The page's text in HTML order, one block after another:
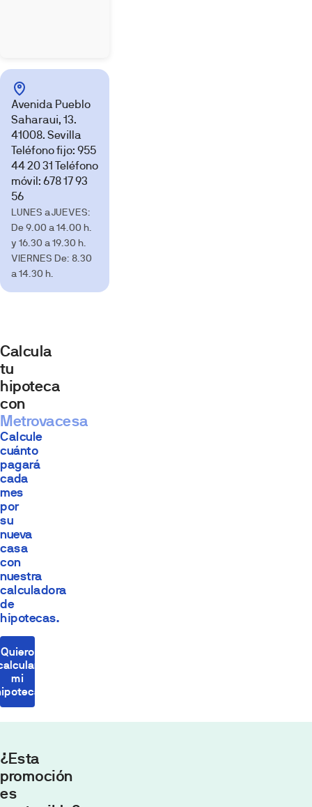
Avenida Pueblo
Saharaui, 13.
41008. Sevilla
Teléfono fijo: 955
44 20 31 Teléfono
móvil: 678 17 93
56
LUNES a JUEVES:
De 9.00 a 14.00 h.
y 16.30 a 19.30 h.
VIERNES De: 8.30
a 14.30 h.
Calcula
tu
hipoteca
con
Metrovacesa
Calcule
cuánto
pagará
cada
mes
por
su
nueva
casa
con
nuestra
calculadora
de
hipotecas.
Quiero
mi
¿Esta
promoción
es